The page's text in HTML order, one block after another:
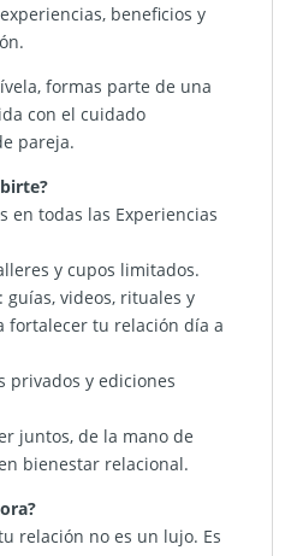
beneficios y
formas parte de una
con el cuidado
pareja.
en todas las Experiencias
y cupos limitados.
videos, rituales y
fortalecer tu relación día a
privados y ediciones
juntos, de la mano de
bienestar relacional.
relación no es un lujo. Es